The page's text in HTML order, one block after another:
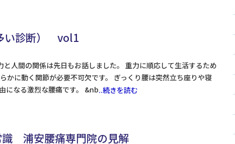
い診断） vol1
人間の関係は先日もお話しました。 重力に順応して生活するため
かに動く関節が必要不可欠です。 ぎっくり腰は突然立ち座りや寝
になる激烈な腰痛です。 &nb..続きを読む
浦安腰痛専門院の見解